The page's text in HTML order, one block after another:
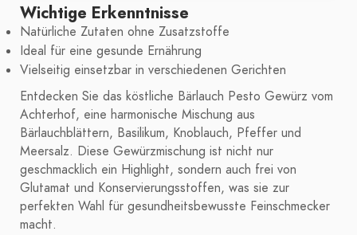
Wichtige Erkenntnisse
Natürliche Zutaten ohne Zusatzstoffe
Ideal für eine gesunde Ernährung
Vielseitig einsetzbar in verschiedenen Gerichten
Entdecken Sie das köstliche Bärlauch Pesto Gewürz vom
Achterhof, eine harmonische Mischung aus
Bärlauchblättern, Basilikum, Knoblauch, Pfeffer und
Meersalz. Diese Gewürzmischung ist nicht nur
geschmacklich ein Highlight, sondern auch frei von
Glutamat und Konservierungsstoffen, was sie zur
perfekten Wahl für gesundheitsbewusste Feinschmecker
macht.